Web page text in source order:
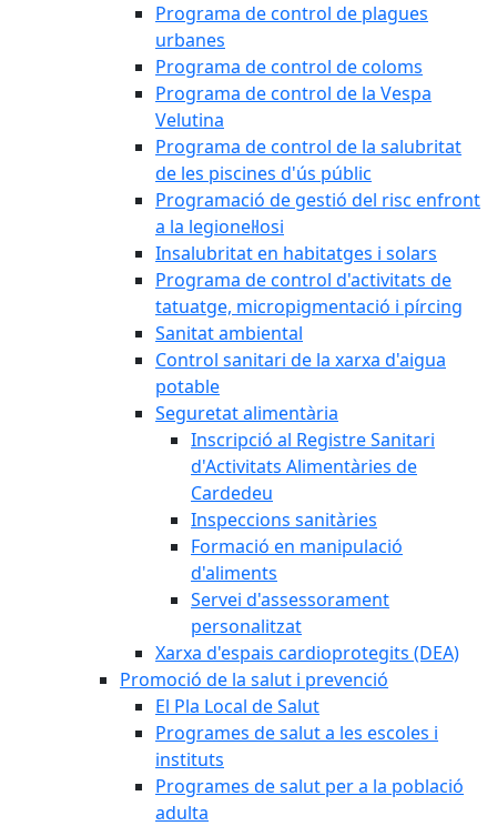
Programa de control de plagues
urbanes
Programa de control de coloms
Programa de control de la Vespa
Velutina
Programa de control de la salubritat
de les piscines d'ús públic
Programació de gestió del risc enfront
a la legionel·losi
Insalubritat en habitatges i solars
Programa de control d'activitats de
tatuatge, micropigmentació i pírcing
Sanitat ambiental
Control sanitari de la xarxa d'aigua
potable
Seguretat alimentària
Inscripció al Registre Sanitari
d'Activitats Alimentàries de
Cardedeu
Inspeccions sanitàries
Formació en manipulació
d'aliments
Servei d'assessorament
personalitzat
Xarxa d'espais cardioprotegits (DEA)
Promoció de la salut i prevenció
El Pla Local de Salut
Programes de salut a les escoles i
instituts
Programes de salut per a la població
adulta